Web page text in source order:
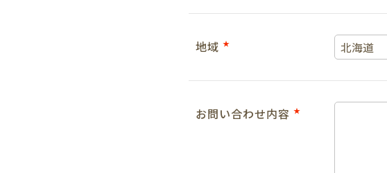
地域 ★
お問い合わせ内容 ★